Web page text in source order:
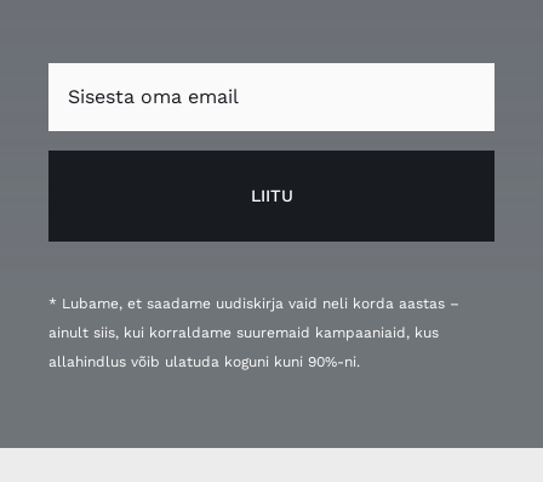
LIITU
* Lubame, et saadame uudiskirja vaid neli korda aastas –
ainult siis, kui korraldame suuremaid kampaaniaid, kus
allahindlus võib ulatuda koguni kuni 90%-ni.